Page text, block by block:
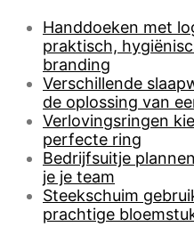
Handdoeken met
praktisch,
branding
Verschillende
de oplossing van
Verlovingsringen
perfecte ring
Bedrijfsuitje
je je team
Steekschuim
prachtige